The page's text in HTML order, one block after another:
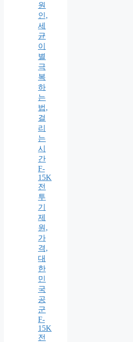
원
인,
세
균
이
별
극
복
하
는
법,
걸
리
는
시
간
F-
15K
전
투
기
제
원,
가
격,
대
한
민
국
공
군
F-
15K
전